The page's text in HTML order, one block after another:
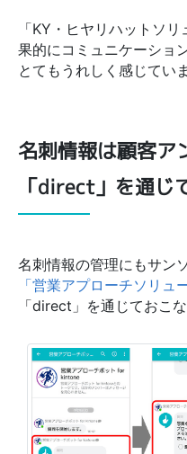
「KY・ヒヤリハットソ
果的にコミュニケーショ
とてもうれしく感じていま
名刺情報は顧客ア
「direct」を通じ
名刺情報の管理にもサン
「営業アプローチソリュ
「direct」を通じておこ